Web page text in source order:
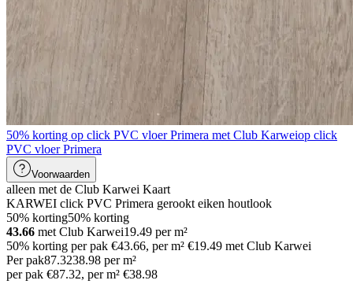
50% korting op click PVC vloer Primera met Club Karweiop click
PVC vloer Primera
Voorwaarden
alleen met de Club Karwei Kaart
KARWEI click PVC Primera gerookt eiken houtlook
50% korting50% korting
43.66 met Club Karwei19.49 perm²
50% korting per pak €43.66, per m² €19.49 met Club Karwei
Per pak87.3238.98 perm²
per pak €87.32, per m² €38.98